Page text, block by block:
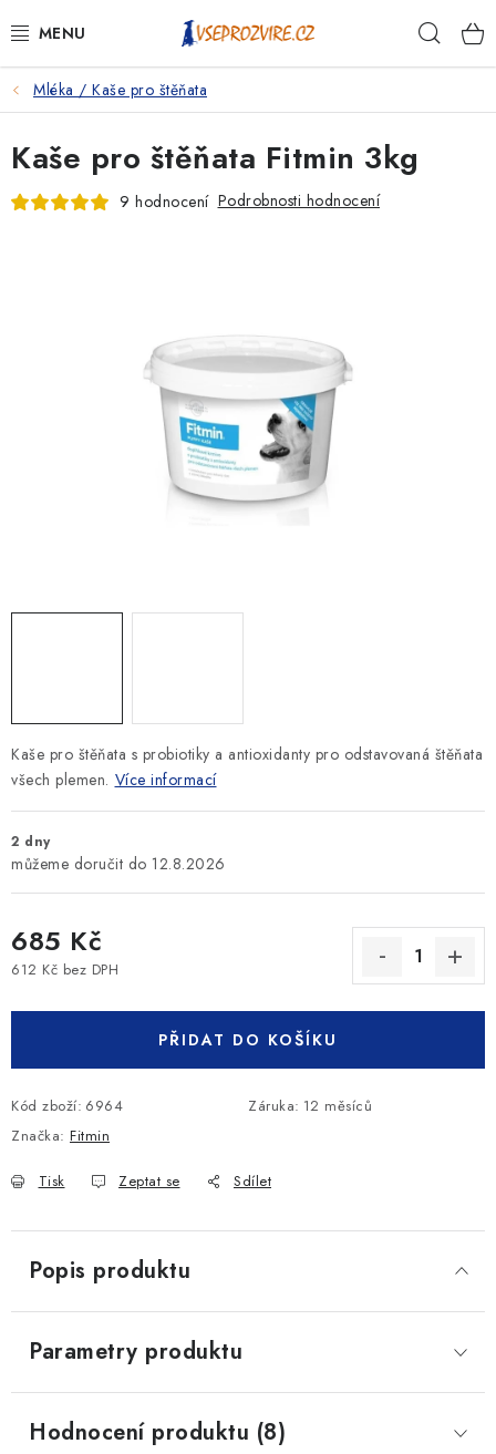
na
PSI
KOČKY
KONĚ
KRÁLÍCI/HLODAVCI/PTÁCI
Ceník dopravy Kontakty
Obchodní podmínky
Mléka / Kaše pro štěňata
Kaše pro štěňata s probiotiky a antioxidanty pro odstavovaná štěňata
všech plemen. Více informací
2 dny
12.8.2026
685 Kč
612 Kč bez DPH
PŘIDAT DO KOŠÍKU
Kód zboží: 6964 Záruka: 12 měsíců
Značka: Fitmin
Tisk Zeptat se Sdílet
Kaše pro štěňata Fitmin 3kg
9 hodnocení Podrobnosti hodnocení
Popis produktu
Parametry produktu
Hodnocení produktu (8)